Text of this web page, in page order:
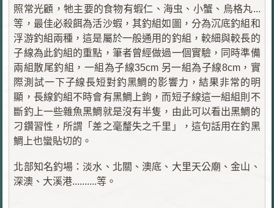
照常光顧，牠主要的食物有蝦仁、海虫、小蟹、烏格丸...
等，最佳必殺餌為活沙蝦，其釣組如圖，分為沉底釣組和
浮游釣組兩種，這是屬於一般通用的釣組，較細與較長的
子線為此釣組的重點，筆者曾經做過一個實驗，同時準備
兩組散尾釣組，一組為子線35cm 另一組為子線8cm，實
際測試一下子線長短對釣黑鯛的影響力，結果非常的明
顯，長線釣組不時會有黑鯛上鉤，而短子線這一組組則不
斷釣上一些雜魚黑鯛就是沒有半隻，由此可以看出黑鯛的
刁鑽習性，所謂「差之毫釐失之千里」，這句話用在釣黑
鯛上也蠻貼切的。
北部知名釣場：淡水、北關、澳底、大里天公廟、金山、
深澳、大溪港..........等。